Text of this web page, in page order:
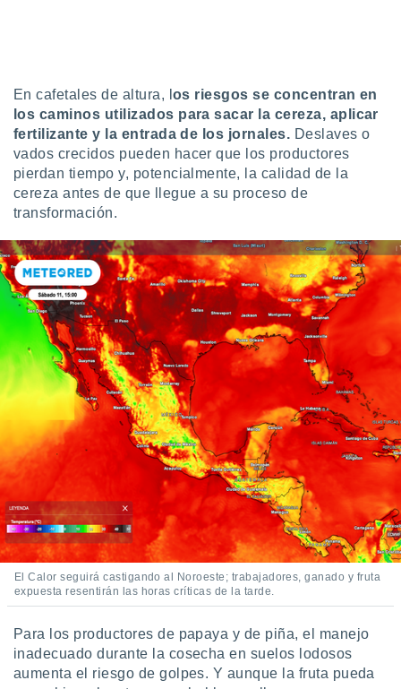
En cafetales de altura, l os riesgos se concentran en
los caminos utilizados para sacar la cereza, aplicar
fertilizante y la entrada de los jornales. Deslaves o
vados crecidos pueden hacer que los productores
pierdan tiempo y, potencialmente, la calidad de la
cereza antes de que llegue a su proceso de
transformación.
El Calor seguirá castigando al Noroeste; trabajadores, ganado y fruta
expuesta resentirán las horas críticas de la tarde.
Para los productores de papaya y de piña, el manejo
inadecuado durante la cosecha en suelos lodosos
aumenta el riesgo de golpes. Y aunque la fruta pueda